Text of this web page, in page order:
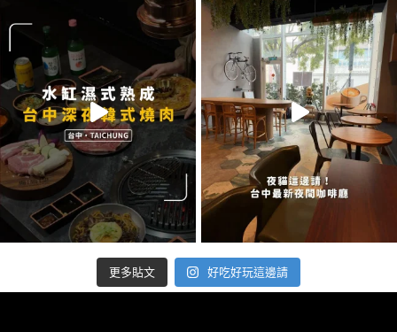
更多貼文 好吃好玩這邊請